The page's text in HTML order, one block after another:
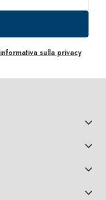
informativa sulla privacy